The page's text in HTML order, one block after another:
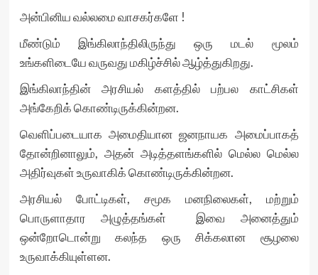
அன்பினிய வல்லமை வாசகர்களே !
மீண்டும் இங்கிலாந்திலிருந்து ஒரு மடல் மூலம்
உங்களிடையே வருவது மகிழ்ச்சில் ஆழ்த்துகிறது.
இங்கிலாந்தின் அரசியல் களத்தில் பற்பல காட்சிகள்
அங்கேறிக் கொண்டிருக்கின்றன.
வெளிப்படையாக அமைதியான ஜனநாயக அமைப்பாகத்
தோன்றினாலும், அதன் அடித்தளங்களில் மெல்ல மெல்ல
அதிர்வுகள் உருவாகிக் கொண்டிருக்கின்றன.
அரசியல் போட்டிகள், சமூக மனநிலைகள், மற்றும்
பொருளாதார அழுத்தங்கள் இவை அனைத்தும்
ஒன்றோடொன்று கலந்த ஒரு சிக்கலான சூழலை
உருவாக்கியுள்ளன.